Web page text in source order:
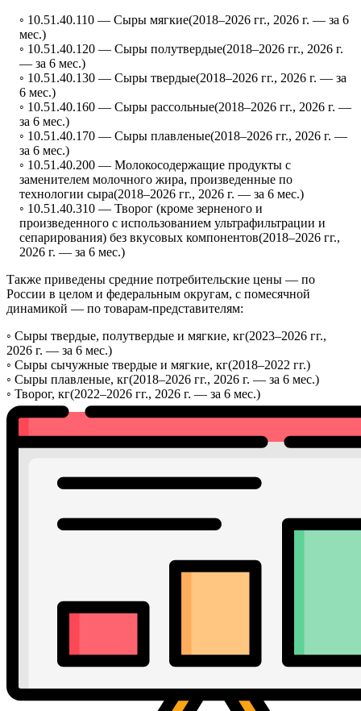
◦ 10.51.40.110 — Сыры мягкие(2018–2026 гг., 2026 г. — за 6
мес.)
◦ 10.51.40.120 — Сыры полутвердые(2018–2026 гг., 2026 г.
— за 6 мес.)
◦ 10.51.40.130 — Сыры твердые(2018–2026 гг., 2026 г. — за
6 мес.)
◦ 10.51.40.160 — Сыры рассольные(2018–2026 гг., 2026 г. —
за 6 мес.)
◦ 10.51.40.170 — Сыры плавленые(2018–2026 гг., 2026 г. —
за 6 мес.)
◦ 10.51.40.200 — Молокосодержащие продукты с
заменителем молочного жира, произведенные по
технологии сыра(2018–2026 гг., 2026 г. — за 6 мес.)
◦ 10.51.40.310 — Творог (кроме зерненого и
произведенного с использованием ультрафильтрации и
сепарирования) без вкусовых компонентов(2018–2026 гг.,
2026 г. — за 6 мес.)
Также приведены средние потребительские цены — по
России в целом и федеральным округам, с помесячной
динамикой — по товарам-представителям:
◦ Сыры твердые, полутвердые и мягкие, кг(2023–2026 гг.,
2026 г. — за 6 мес.)
◦ Сыры сычужные твердые и мягкие, кг(2018–2022 гг.)
◦ Сыры плавленые, кг(2018–2026 гг., 2026 г. — за 6 мес.)
◦ Творог, кг(2022–2026 гг., 2026 г. — за 6 мес.)